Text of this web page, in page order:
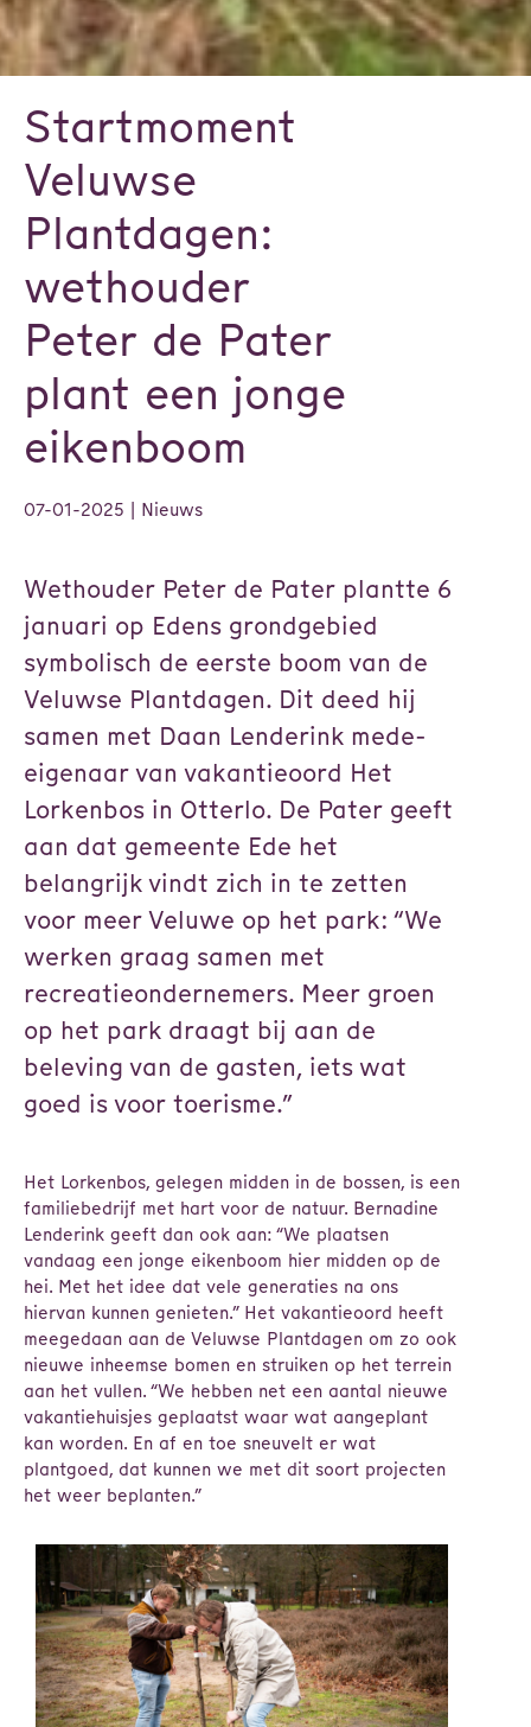
Startmoment
Veluwse
Plantdagen:
wethouder
Peter de Pater
plant een jonge
eikenboom
07-01-2025 | Nieuws
Wethouder Peter de Pater plantte 6
januari op Edens grondgebied
symbolisch de eerste boom van de
Veluwse Plantdagen. Dit deed hij
samen met Daan Lenderink mede-
eigenaar van vakantieoord Het
Lorkenbos in Otterlo. De Pater geeft
aan dat gemeente Ede het
belangrijk vindt zich in te zetten
voor meer Veluwe op het park: “We
werken graag samen met
recreatieondernemers. Meer groen
op het park draagt bij aan de
beleving van de gasten, iets wat
goed is voor toerisme.”
Het Lorkenbos, gelegen midden in de bossen, is een
familiebedrijf met hart voor de natuur. Bernadine
Lenderink geeft dan ook aan: “We plaatsen
vandaag een jonge eikenboom hier midden op de
hei. Met het idee dat vele generaties na ons
hiervan kunnen genieten.” Het vakantieoord heeft
meegedaan aan de Veluwse Plantdagen om zo ook
nieuwe inheemse bomen en struiken op het terrein
aan het vullen. “We hebben net een aantal nieuwe
vakantiehuisjes geplaatst waar wat aangeplant
kan worden. En af en toe sneuvelt er wat
plantgoed, dat kunnen we met dit soort projecten
het weer beplanten.”